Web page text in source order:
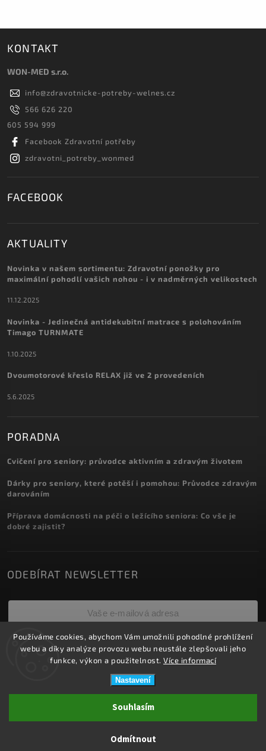
Používáme cookies, abychom Vám umožnili pohodlné prohlížení
webu a díky analýze provozu webu neustále zlepšovali jeho
funkce, výkon a použitelnost. Více informací
Nastavení
Odmítnout
Souhlasím
KONTAKT
WON-MED s.r.o.
info@zdravotnicke-potreby-welnes.cz
566 626 220
605 594 999
Facebook Zdravotní potřeby
zdravotni_potreby_wonmed
FACEBOOK
AKTUALITY
Novinka v našem sortimentu: Zdravotní ponožky pro
maximální pohodlí vašich nohou - i v nadměrných velikostech
11.12.2025
Novinka - Jedinečná antidekubitní matrace s polohováním
Timago TURNMATE
1.10.2025
Dvoumotorové křeslo RELAX již ve 2 provedeních
5.6.2025
PORADNA
Cvičení pro seniory: průvodce aktivním a zdravým životem
Dárky pro seniory, které potěší i pomohou: Průvodce zdravým
darováním
Příprava domácnosti na péči o ležícího seniora: Co vše je
dobré zajistit?
ODEBÍRAT NEWSLETTER
Přihlásit se
ZDRAVOTNÍ POTŘEBY DRDLOVÁ
Upravit nastavení cookies